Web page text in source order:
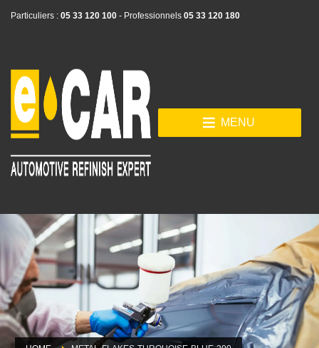
Particuliers : 05 33 120 100 - Professionnels 05 33 120 180
MENU